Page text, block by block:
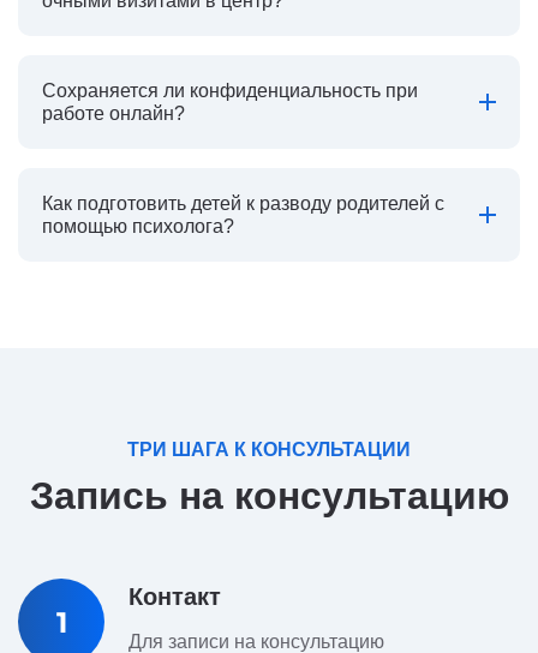
Сохраняется ли конфиденциальность при
работе онлайн?
Как подготовить детей к разводу родителей с
помощью психолога?
ТРИ ШАГА К КОНСУЛЬТАЦИИ
Запись на консультацию
1
Контакт
Для записи на консультацию